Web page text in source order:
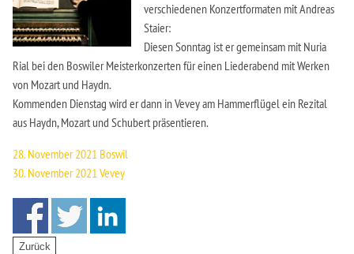
verschiedenen Konzertformaten mit Andreas
Staier:
Diesen Sonntag ist er gemeinsam mit Nuria
Rial bei den Boswiler Meisterkonzerten für einen Liederabend mit Werken
von Mozart und Haydn.
Kommenden Dienstag wird er dann in Vevey am Hammerflügel ein Rezital
aus Haydn, Mozart und Schubert präsentieren.
28. November 2021 Boswil
30. November 2021 Vevey